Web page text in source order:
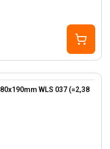
WLS 037 (=2,38